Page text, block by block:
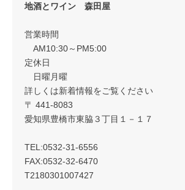
地酒とワイン 森田屋
営業時間
AM10:30～PM5:00
定休日
日曜月曜
詳しくは新着情報をご覧ください
〒 441-8083
愛知県豊橋市東脇３丁目１－１７
TEL:0532-31-6556
FAX:0532-32-6470
T2180301007427